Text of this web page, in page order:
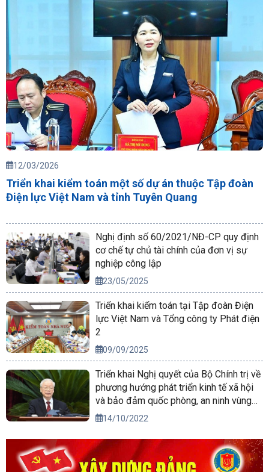
12/03/2026
Triển khai kiểm toán một số dự án thuộc Tập đoàn
Điện lực Việt Nam và tỉnh Tuyên Quang
Nghị định số 60/2021/NĐ-CP quy định
cơ chế tự chủ tài chính của đơn vị sự
nghiệp công lập
23/05/2025
Triển khai kiểm toán tại Tập đoàn Điện
lực Việt Nam và Tổng công ty Phát điện
2
09/09/2025
Triển khai Nghị quyết của Bộ Chính trị về
phương hướng phát triển kinh tế xã hội
và bảo đảm quốc phòng, an ninh vùng
Tây Nguyên đến năm 2030, tầm nhìn
14/10/2022